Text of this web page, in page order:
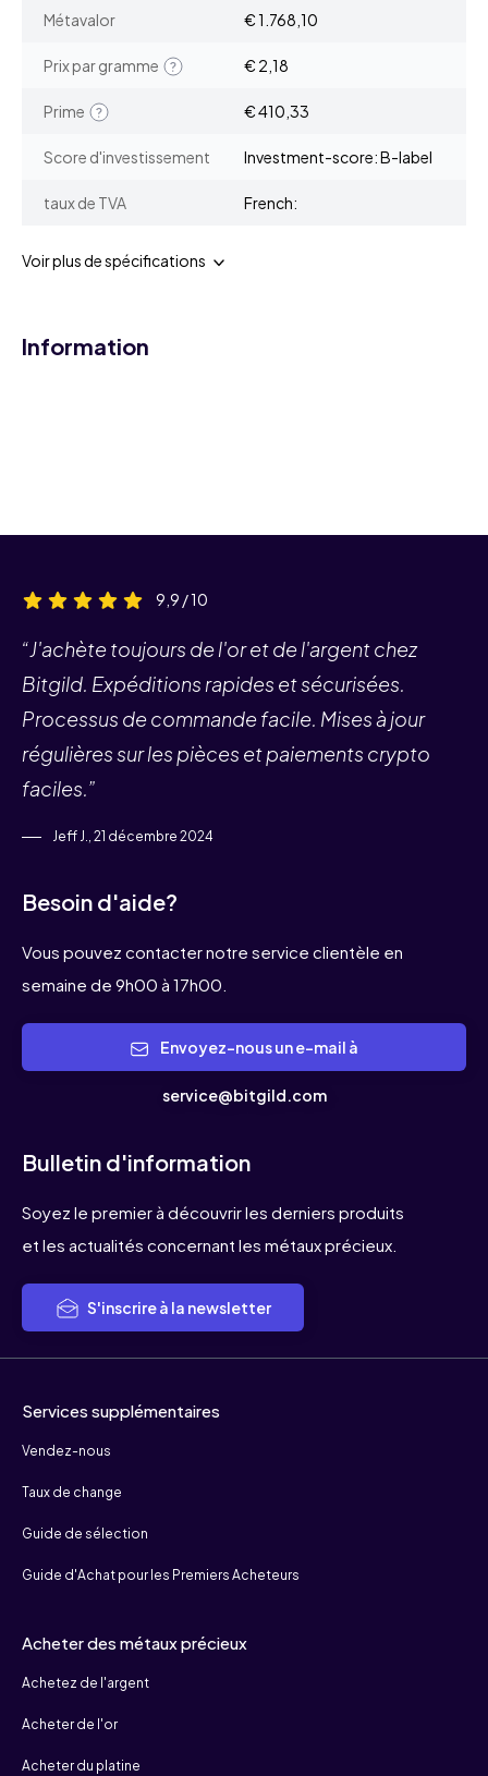
Métavalor € 1.768,10
Prix par gramme € 2,18
Prime € 410,33
Score d'investissement Investment-score: B-label
taux de TVA French:
Voir plus de spécifications
Information
9,9 / 10
“J'achète toujours de l'or et de l'argent chez
Bitgild. Expéditions rapides et sécurisées.
Processus de commande facile. Mises à jour
régulières sur les pièces et paiements crypto
faciles.”
Jeff J., 21 décembre 2024
Besoin d'aide?
Vous pouvez contacter notre service clientèle en
semaine de 9h00 à 17h00.
service@bitgild.com
Bulletin d'information
Soyez le premier à découvrir les derniers produits
et les actualités concernant les métaux précieux.
S'inscrire à la newsletter
Services supplémentaires
Vendez-nous
Taux de change
Guide de sélection
Guide d'Achat pour les Premiers Acheteurs
Acheter des métaux précieux
Achetez de l'argent
Acheter de l'or
Acheter du platine